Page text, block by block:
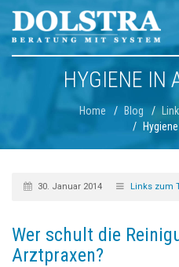
HYGIENE IN
Home Blog
30. Januar 2014 Links zum
Wer schult die
Arztpraxen?